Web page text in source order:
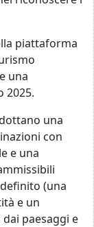
piattaforma
una
2025.
una
con
e una
(una
e un
paesaggi e